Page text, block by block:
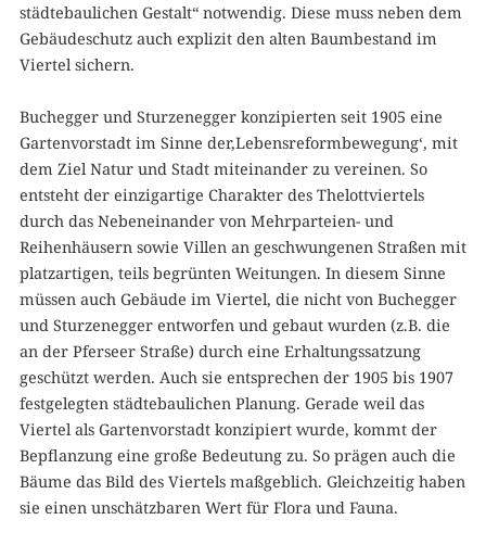
städtebaulichen Gestalt“ notwendig. Diese muss neben dem
Gebäudeschutz auch explizit den alten Baumbestand im
Viertel sichern.
Buchegger und Sturzenegger konzipierten seit 1905 eine
Gartenvorstadt im Sinne der‚Lebensreformbewegung‘, mit
dem Ziel Natur und Stadt miteinander zu vereinen. So
entsteht der einzigartige Charakter des Thelottviertels
durch das Nebeneinander von Mehrparteien- und
Reihenhäusern sowie Villen an geschwungenen Straßen mit
platzartigen, teils begrünten Weitungen. In diesem Sinne
müssen auch Gebäude im Viertel, die nicht von Buchegger
und Sturzenegger entworfen und gebaut wurden (z.B. die
an der Pferseer Straße) durch eine Erhaltungssatzung
geschützt werden. Auch sie entsprechen der 1905 bis 1907
festgelegten städtebaulichen Planung. Gerade weil das
Viertel als Gartenvorstadt konzipiert wurde, kommt der
Bepflanzung eine große Bedeutung zu. So prägen auch die
Bäume das Bild des Viertels maßgeblich. Gleichzeitig haben
sie einen unschätzbaren Wert für Flora und Fauna.